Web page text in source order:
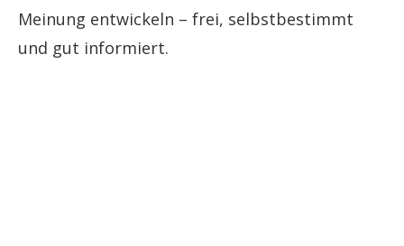
Meinung entwickeln – frei, selbstbestimmt
und gut informiert.